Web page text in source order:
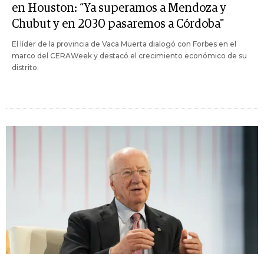
en Houston: “Ya superamos a Mendoza y
Chubut y en 2030 pasaremos a Córdoba"
El líder de la provincia de Vaca Muerta dialogó con Forbes en el
marco del CERAWeek y destacó el crecimiento económico de su
distrito.